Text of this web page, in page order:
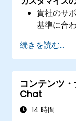
貴社のサ
基準に合
続きを読む...
コンテンツ
Chat
14 時間